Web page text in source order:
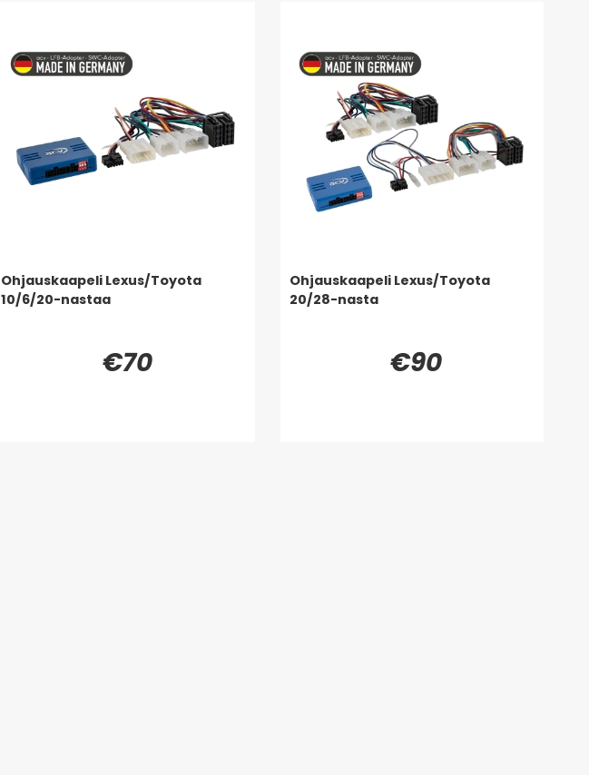
Ohjauskaapeli Lexus/Toyota
10/6/20-nastaa
€70
Ohjauskaapeli Lexus/Toyota
20/28-nasta
€90